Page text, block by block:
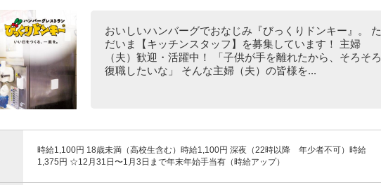
おいしいハンバーグでおなじみ『びっくりドンキー』。 た
だいま【キッチンスタッフ】を募集しています！ 主婦
（夫）歓迎・活躍中！ 「子供が手を離れたから、そろそろ
復職したいな」 そんな主婦（夫）の皆様を...
時給1,100円 18歳未満（高校生含む）時給1,100円 深夜（22時以降 年少者不可）時給
1,375円 ☆12月31日〜1月3日まで年末年始手当有（時給アップ）